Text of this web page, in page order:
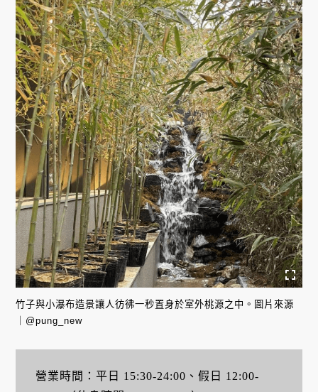
竹子與小瀑布造景讓人彷彿一秒置身於室外桃源之中。圖片來源
｜@pung_new
營業時間：平日 15:30-24:00、假日 12:00-